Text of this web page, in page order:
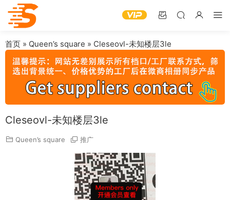
首页 » Queen’s square » Cleseovl-未知楼层3le
Cleseovl-未知楼层3le
Queen’s square 推广